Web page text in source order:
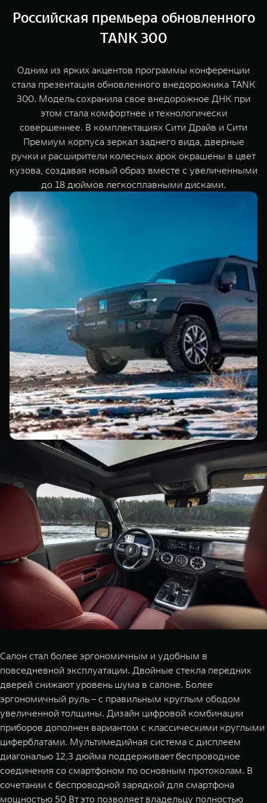
Российская премьера обновленного
TANK 300
Одним из ярких акцентов программы конференции
стала презентация обновленного внедорожника TANK
300. Модель сохранила свое внедорожное ДНК при
этом стала комфортнее и технологически
совершеннее. В комплектациях Сити Драйв и Сити
Премиум корпуса зеркал заднего вида, дверные
ручки и расширители колесных арок окрашены в цвет
кузова, создавая новый образ вместе с увеличенными
до 18 дюймов легкосплавными дисками.
Салон стал более эргономичным и удобным в
повседневной эксплуатации. Двойные стекла передних
дверей снижают уровень шума в салоне. Более
эргономичный руль – с правильным круглым ободом
увеличенной толщины. Дизайн цифровой комбинации
приборов дополнен вариантом с классическими круглыми
циферблатами. Мультимедийная система с дисплеем
диагональю 12,3 дюйма поддерживает беспроводное
соединения со смартфоном по основным протоколам. В
сочетании с беспроводной зарядкой для смартфона
мощностью 50 Вт это позволяет владельцу полностью